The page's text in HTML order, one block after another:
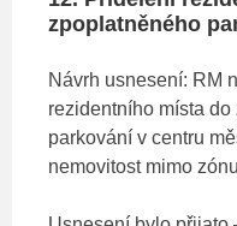
zpoplatněného
Návrh usnesení: RM
rezidentního místa
parkování v centru
nemovitost mimo